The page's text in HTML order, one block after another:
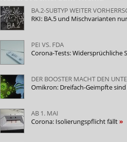
BA.2-SUBTYP WEITER
RKI: BA.5 und Mischvarianten
PEI VS. FDA
Corona-Tests: Widersprüchliche
DER BOOSTER MACHT DEN
Omikron: Dreifach-Geimpfte
AB 1. MAI
Corona: Isolierungspflicht fällt